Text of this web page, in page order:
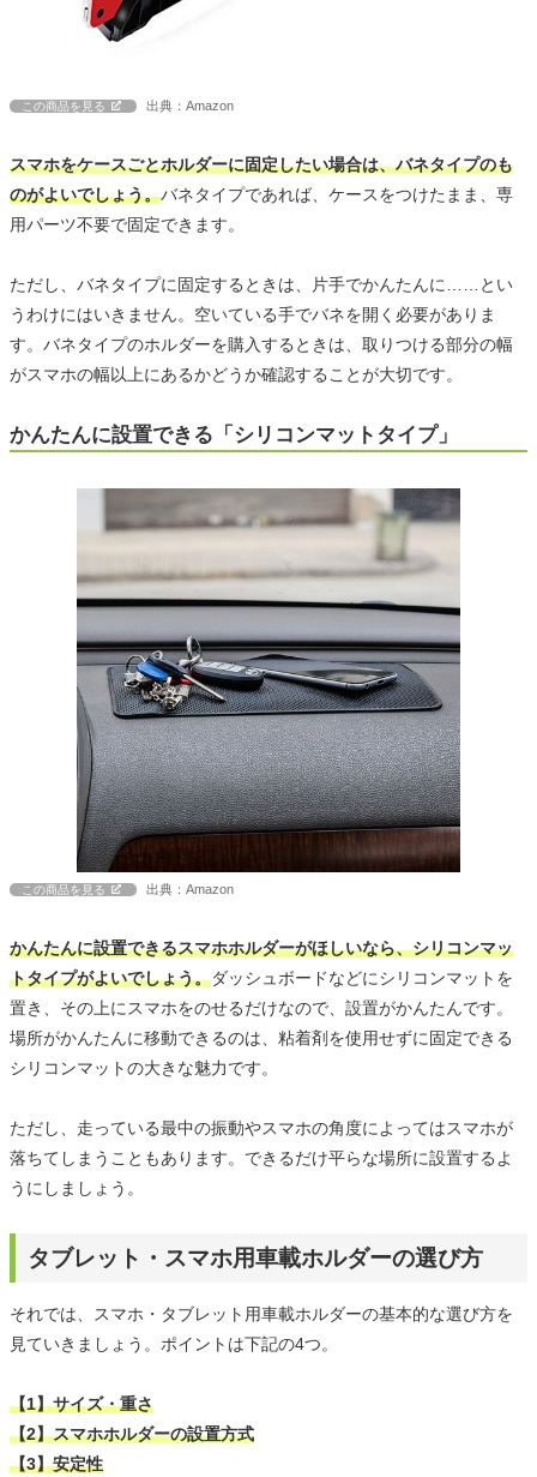
この商品を見る 出典：Amazon
スマホをケースごとホルダーに固定したい場合は、バネタイプのも
のがよいでしょう。バネタイプであれば、ケースをつけたまま、専
用パーツ不要で固定できます。
ただし、バネタイプに固定するときは、片手でかんたんに……とい
うわけにはいきません。空いている手でバネを開く必要がありま
す。バネタイプのホルダーを購入するときは、取りつける部分の幅
がスマホの幅以上にあるかどうか確認することが大切です。
かんたんに設置できる「シリコンマットタイプ」
この商品を見る 出典：Amazon
かんたんに設置できるスマホホルダーがほしいなら、シリコンマッ
トタイプがよいでしょう。ダッシュボードなどにシリコンマットを
置き、その上にスマホをのせるだけなので、設置がかんたんです。
場所がかんたんに移動できるのは、粘着剤を使用せずに固定できる
シリコンマットの大きな魅力です。
ただし、走っている最中の振動やスマホの角度によってはスマホが
落ちてしまうこともあります。できるだけ平らな場所に設置するよ
うにしましょう。
タブレット・スマホ用車載ホルダーの選び方
それでは、スマホ・タブレット用車載ホルダーの基本的な選び方を
見ていきましょう。ポイントは下記の4つ。
【1】サイズ・重さ
【2】スマホホルダーの設置方式
【3】安定性